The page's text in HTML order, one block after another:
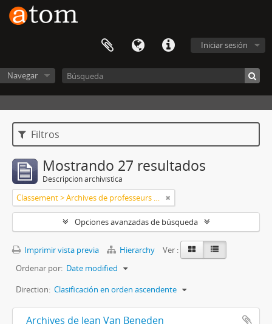
Iniciar sesión
Navegar
Filtros
Mostrando 27 resultados
Descripción archivística
Classement > Archives de professeurs et chercheurs
Opciones avanzadas de búsqueda
Imprimir vista previa Hierarchy
Ver :
Ordenar por: Date modified
Direction: Clasificación en orden ascendente
Archives de Jean Van Beneden